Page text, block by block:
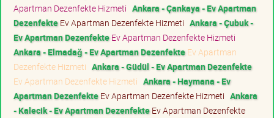
Apartman Dezenfekte Hizmeti Ankara - Çankaya - Ev Apartman
DezenfekteEv Apartman Dezenfekte Hizmeti Ankara - Çubuk -
Ev Apartman DezenfekteEv Apartman Dezenfekte Hizmeti
Ankara - Elmadağ - Ev Apartman DezenfekteEv Apartman
Dezenfekte Hizmeti Ankara - Güdül - Ev Apartman Dezenfekte
Ev Apartman Dezenfekte Hizmeti Ankara - Haymana - Ev
Apartman DezenfekteEv Apartman Dezenfekte Hizmeti Ankara
- Kalecik - Ev Apartman DezenfekteEv Apartman Dezenfekte